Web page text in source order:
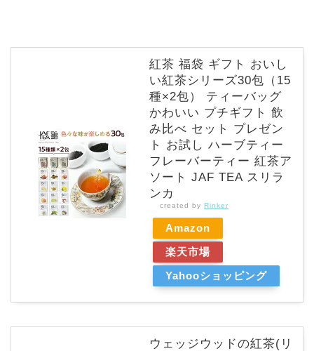
紅茶 福袋 ギフト おいし
い紅茶シリーズ30包（15
種×2包） ティーバッグ
かわいい プチギフト 飲
み比べ セット プレゼン
ト お試し ハーブティー
フレーバーティー 紅茶ア
ソート JAF TEA スリラ
ンカ
created by Rinker
Amazon
楽天市場
Yahooショッピング
ウェッジウッドの紅茶(リ